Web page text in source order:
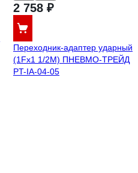
2 758 ₽
Переходник-адаптер ударный
(1Fх1 1/2M) ПНЕВМО-ТРЕЙД
PT-IA-04-05